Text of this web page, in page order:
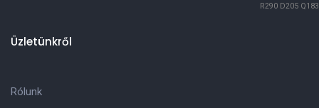
R290 D205 Q183
Üzletünkről
Rólunk